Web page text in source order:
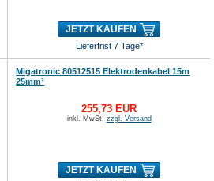
JETZT KAUFEN
Lieferfrist 7 Tage*
Migatronic 80512515 Elektrodenkabel 15m
25mm²
255,73 EUR
inkl. MwSt. zzgl. Versand
JETZT KAUFEN